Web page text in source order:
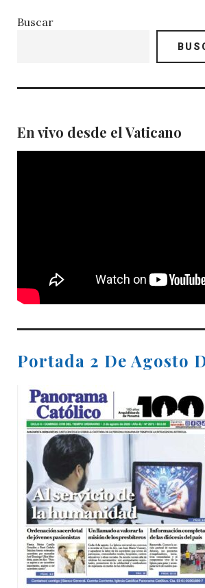
Buscar
En vivo desde el Vaticano
Portada 2 De Agosto